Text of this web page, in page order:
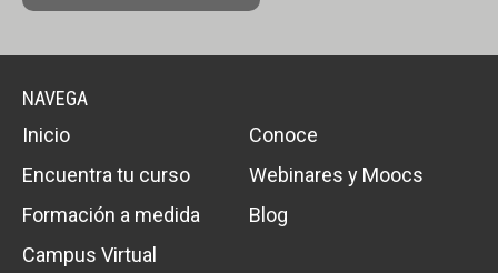
NAVEGA
Inicio
Conoce
Encuentra tu curso
Webinares y Moocs
Formación a medida
Blog
Campus Virtual